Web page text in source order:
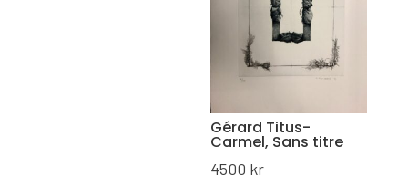
Gérard Titus-
Carmel, Sans titre
4500 kr